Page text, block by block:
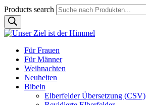
Products search
Für Frauen
Für Männer
Weihnachten
Neuheiten
Bibeln
Elberfelder Übersetzung (CSV)